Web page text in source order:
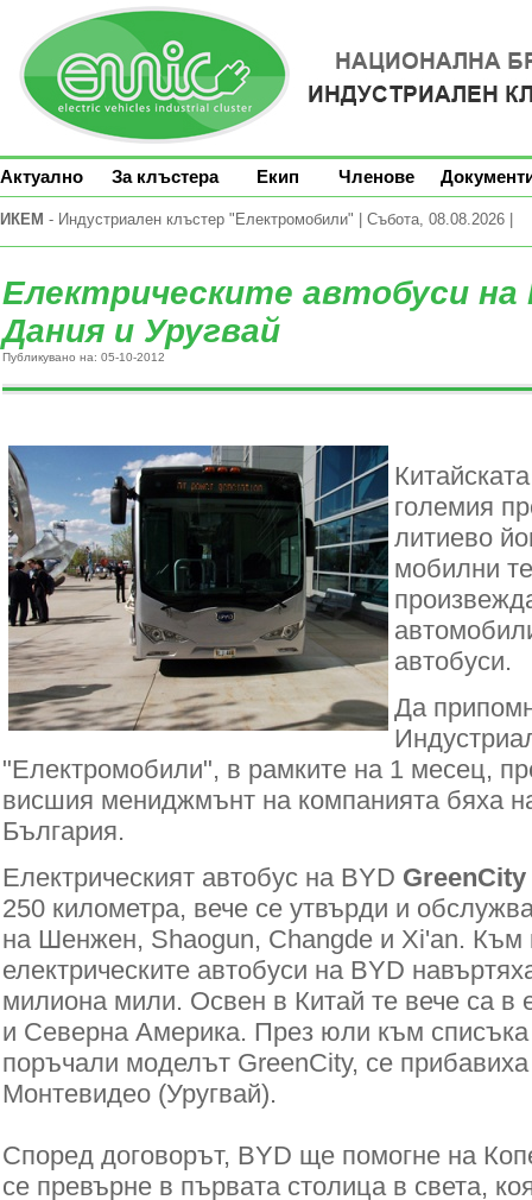
Актуално За клъстера Екип Членове
ИКЕМ - Индустриален клъстер "Електромобили" | Събота, 08.08.2026 |
Електрическите автобуси на
Дания и Уругвай
Публикувано на: 05-10-2012
големия
литиево
мобилни
автобуси.
Да
"Електромобили", в рамките на 1 месец,
висшия мениджмънт на компанията бяха
България.
Електрическият автобус на BYD GreenCity
250 километра, вече се утвърди и
на Шенжен, Shaogun, Changde и Xi'an. Към
електрическите автобуси на BYD
милиона мили. Освен в Китай те вече са в
и Северна Америка. През юли към списъка
поръчали моделът GreenCity, се
Монтевидео (Уругвай).
Според договорът, BYD ще помогне на
се превърне в първата столица в света,